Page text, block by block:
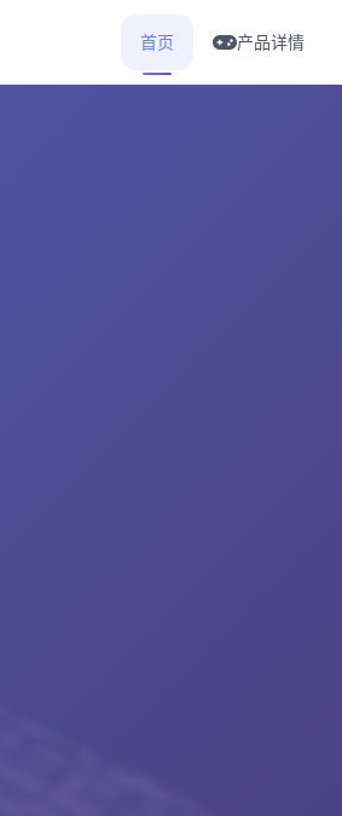
首页 产品详情